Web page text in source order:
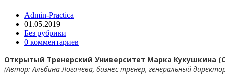
Admin-Practica
01.05.2019
Без рубрики
0 комментариев
Открытый Тренерский Университет Марка Кукушкина
(Автор: Альбина Логачева, бизнес-тренер, генеральный